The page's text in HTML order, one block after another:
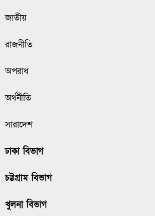
জাতীয়
রাজনীতি
অপরাধ
অর্থনীতি
সারাদেশ
ঢাকা বিভাগ
চট্টগ্রাম বিভাগ
খুলনা বিভাগ